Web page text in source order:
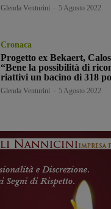
Glenda Venturini 5 Agosto 2022
Cronaca
Progetto ex Bekaert,
“Bene la possibilità di
riattivi un bacino di 318
Glenda Venturini 5 Agosto 2022